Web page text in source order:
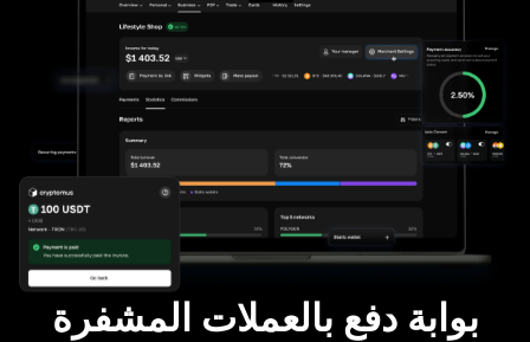
بوابة دفع بالعملات المشفرة